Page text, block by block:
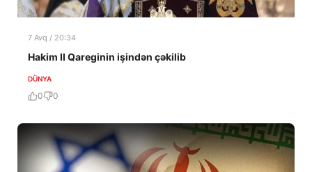
7 Avq / 20:34
Hakim II Qareginin işindən çəkilib
DÜNYA
0 0